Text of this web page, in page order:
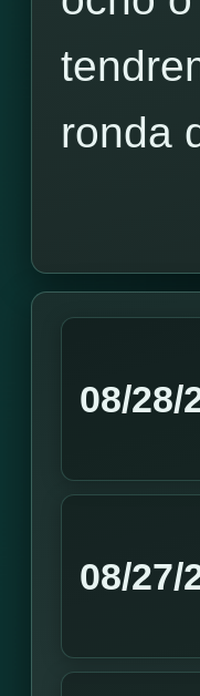
ronda
08/28/
08/27/